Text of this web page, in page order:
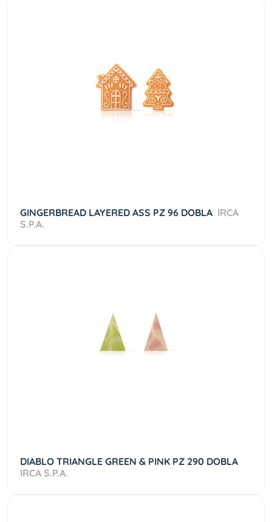
GINGERBREAD LAYERED ASS PZ 96 DOBLA IRCA
S.P.A.
DIABLO TRIANGLE GREEN & PINK PZ 290 DOBLA
IRCA S.P.A.